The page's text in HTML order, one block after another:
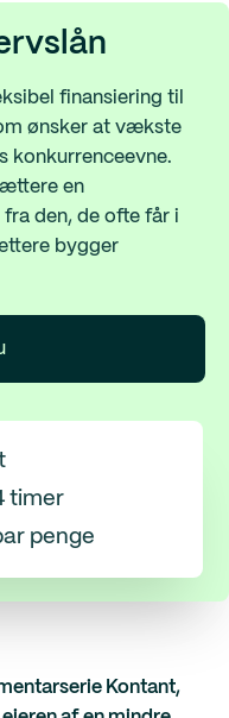
finansiering til
ønsker at vækste
konkurrenceevne.
en
den, de ofte får i
bygger
timer
penge
Kontant,